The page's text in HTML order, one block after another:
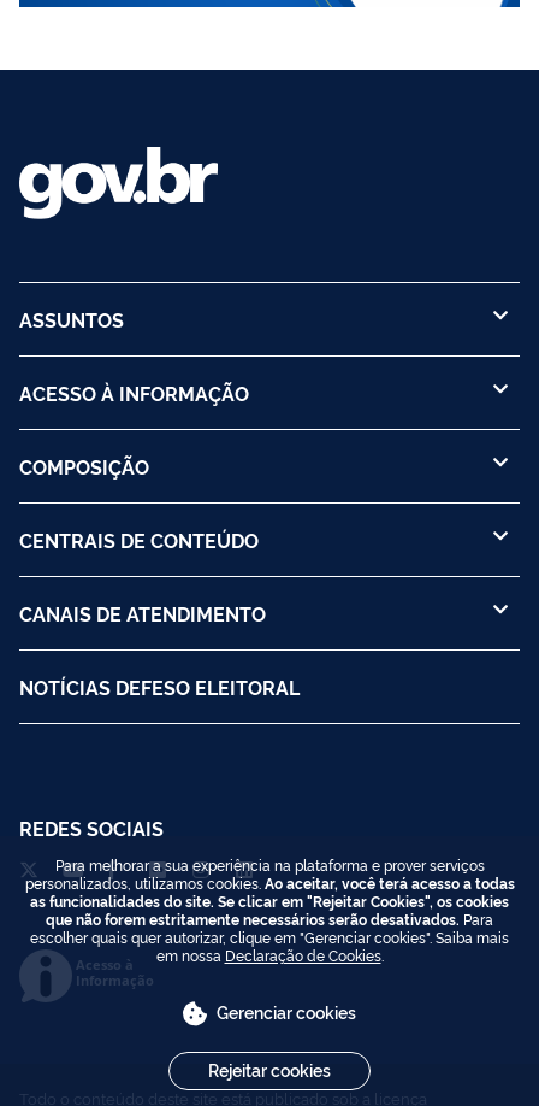
ASSUNTOS
ACESSO À INFORMAÇÃO
COMPOSIÇÃO
CENTRAIS DE CONTEÚDO
CANAIS DE ATENDIMENTO
NOTÍCIAS DEFESO ELEITORAL
REDES SOCIAIS
Acesso à
Informação
Todo o conteúdo deste site está publicado sob a licença
Para melhorar a sua experiência na plataforma e prover serviços
personalizados, utilizamos cookies. Ao aceitar, você terá acesso a todas
as funcionalidades do site. Se clicar em "Rejeitar Cookies", os cookies
que não forem estritamente necessários serão desativados. Para
escolher quais quer autorizar, clique em "Gerenciar cookies". Saiba mais
em nossa Declaração de Cookies.
Gerenciar cookies
Rejeitar cookies